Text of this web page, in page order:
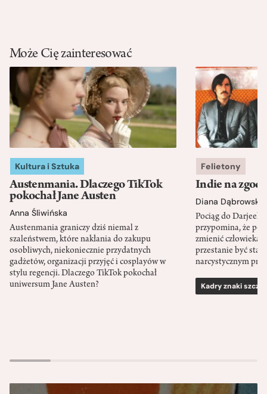
Może Cię zainteresować
Kultura i Sztuka
Austenmania. Dlaczego TikTok
pokochał Jane Austen
Anna Śliwińska
Austenmania graniczy dziś niemal z
szaleństwem, które nakłania do zakupu
osobliwych, niekoniecznie przydatnych
gadżetów, organizacji przyjęć i cosplayów w
stylu regencji. Dlaczego TikTok pokochał
uniwersum Jane Austen?
Felietony
Indie na
Diana Dąbrowska
Pociąg do
przypomina, że
zmienić człowieka
przestanie być
narcystycznym
Kadry znaki